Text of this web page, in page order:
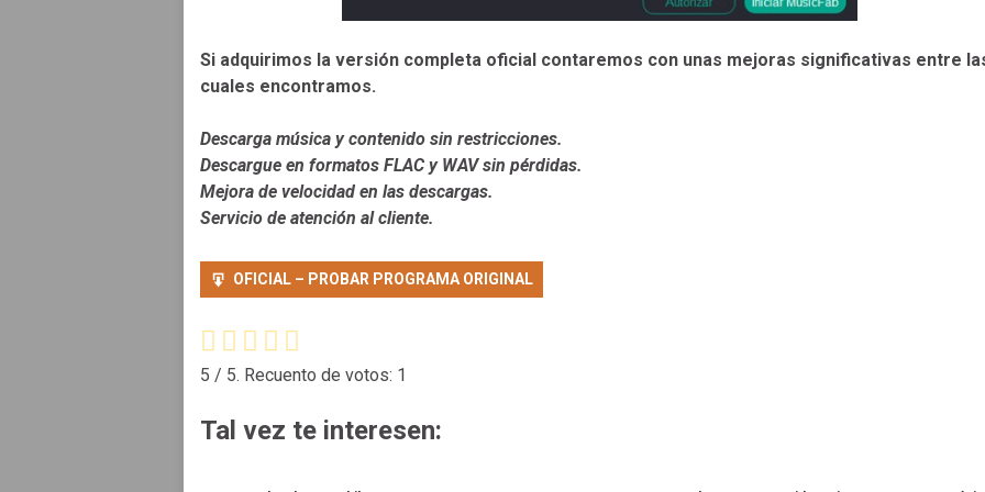
Si adquirimos la versión completa oficial contaremos con unas mejoras significativas entre
cuales encontramos.
Descarga música y contenido sin restricciones.
Descargue en formatos FLAC y WAV sin pérdidas.
Mejora de velocidad en las descargas.
Servicio de atención al cliente.
OFICIAL – PROBAR PROGRAMA ORIGINAL
5 / 5. Recuento de votos: 1
Tal vez te interesen: